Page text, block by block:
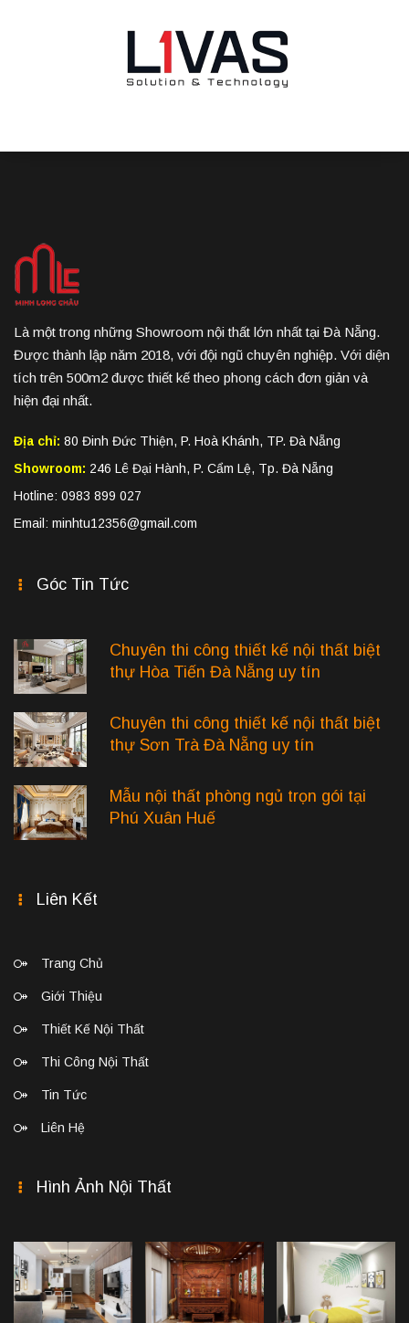
Là một trong những Showroom nội thất lớn nhất tại Đà Nẵng.
Được thành lập năm 2018, với đội ngũ chuyên nghiệp. Với diện
tích trên 500m2 được thiết kế theo phong cách đơn giản và
hiện đại nhất.
Địa chỉ: 80 Đinh Đức Thiện, P. Hoà Khánh, TP. Đà Nẵng
Showroom: 246 Lê Đại Hành, P. Cẩm Lệ, Tp. Đà Nẵng
Hotline: 0983 899 027
Email: minhtu12356@gmail.com
Góc Tin Tức
Chuyên thi công thiết kế nội thất biệt
thự Hòa Tiến Đà Nẵng uy tín
Chuyên thi công thiết kế nội thất biệt
thự Sơn Trà Đà Nẵng uy tín
Mẫu nội thất phòng ngủ trọn gói tại
Phú Xuân Huế
Liên Kết
Trang Chủ
Giới Thiệu
Thiết Kế Nội Thất
Thi Công Nội Thất
Tin Tức
Liên Hệ
Hình Ảnh Nội Thất